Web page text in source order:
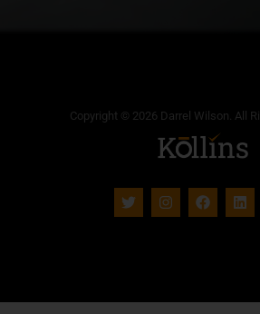
Copyright © 2026 Darrel Wilson. All